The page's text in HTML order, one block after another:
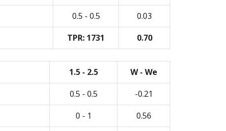
0.5 - 0.5
0.03
TPR: 1731 0.70
1.5 - 2.5
W - We
0.5 - 0.5
-0.21
0 - 1
0.56